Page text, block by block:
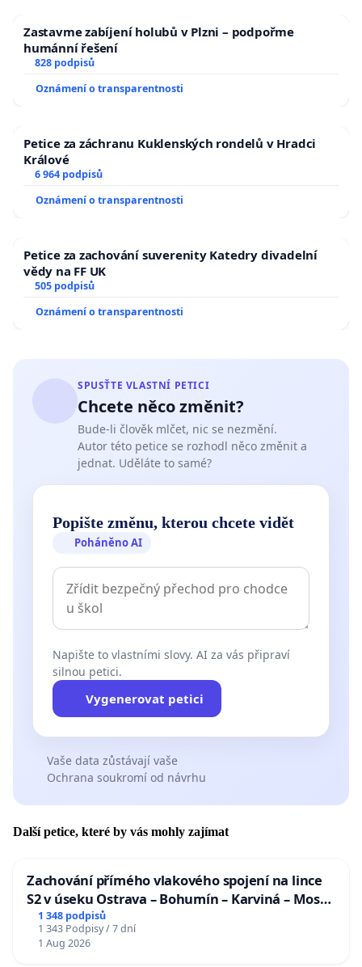
Zastavme zabíjení holubů v Plzni – podpořme
humánní řešení
828 podpisů
Oznámení o transparentnosti
Petice za záchranu Kuklenských rondelů v Hradci
Králové
6 964 podpisů
Oznámení o transparentnosti
Petice za zachování suverenity Katedry divadelní
vědy na FF UK
505 podpisů
Oznámení o transparentnosti
SPUSŤTE VLASTNÍ PETICI
Chcete něco změnit?
Bude-li člověk mlčet, nic se nezmění.
Autor této petice se rozhodl něco změnit a
jednat. Uděláte to samé?
Popište změnu, kterou chcete vidět
Poháněno AI
Napište to vlastními slovy. AI za vás připraví
silnou petici.
Vygenerovat petici
Vaše data zůstávají vaše
Ochrana soukromí od návrhu
Další petice, které by vás mohly zajímat
Zachování přímého vlakového spojení na lince
S2 v úseku Ostrava – Bohumín – Karviná – Mosty
u Jablunkova
1 348 podpisů
1 343 Podpisy / 7 dní
1 Aug 2026